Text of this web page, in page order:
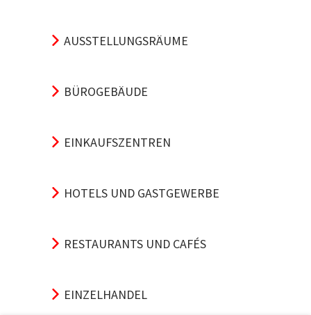
AUSSTELLUNGSRÄUME
BÜROGEBÄUDE
EINKAUFSZENTREN
HOTELS UND GASTGEWERBE
RESTAURANTS UND CAFÉS
EINZELHANDEL